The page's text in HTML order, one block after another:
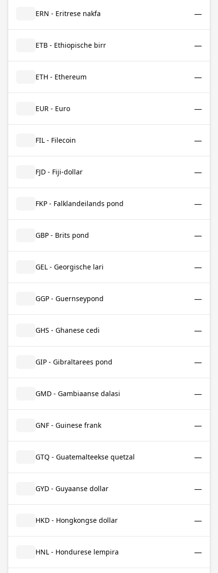
ERN - Eritrese nakfa —
ETB - Ethiopische birr —
ETH - Ethereum —
EUR - Euro —
FIL - Filecoin —
FJD - Fiji-dollar —
FKP - Falklandeilands pond —
GBP - Brits pond —
GEL - Georgische lari —
GGP - Guernseypond —
GHS - Ghanese cedi —
GIP - Gibraltarees pond —
GMD - Gambiaanse dalasi —
GNF - Guinese frank —
GTQ - Guatemalteekse quetzal —
GYD - Guyaanse dollar —
HKD - Hongkongse dollar —
HNL - Hondurese lempira —